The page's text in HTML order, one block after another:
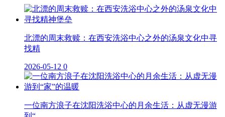
北漂的周末救赎：在西安洗浴中心之外的汤泉文化中寻
找精
2026-05-12 0
一位南方浪子在沈阳洗浴中心的月余生活：从虚无漫游